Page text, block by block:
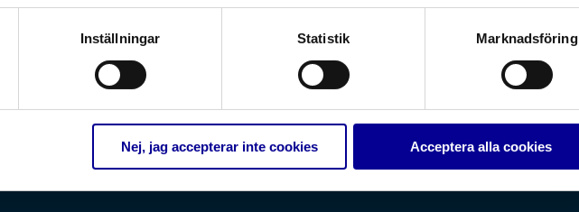
Inställningar Statistik Marknadsföring
Nej, jag accepterar inte cookies Acceptera alla cookies
kongressen 16-17 november 2023